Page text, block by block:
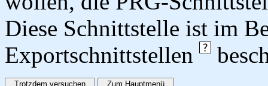
Diese Schnittstelle ist im
Exportschnittstellen